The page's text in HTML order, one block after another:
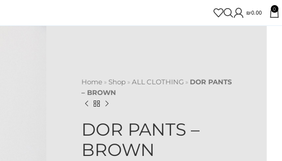
0
₪0.00
Home » Shop »ALL CLOTHING » DOR PANTS
– BROWN
DOR PANTS –
BROWN